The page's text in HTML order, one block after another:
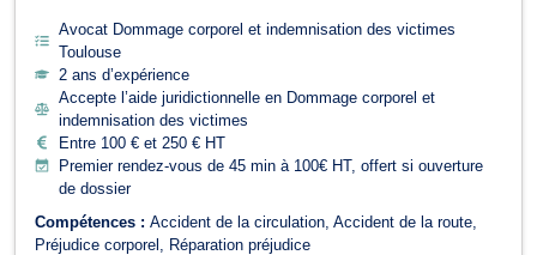
Avocat Dommage corporel et indemnisation des victimes
Toulouse
2 ans d’expérience
Accepte l’aide juridictionnelle en Dommage corporel et
indemnisation des victimes
Entre 100 € et 250 € HT
Premier rendez-vous de 45 min à 100€ HT, offert si ouverture
de dossier
Compétences : Accident de la circulation Accident de la route
Préjudice corporel
Réparation préjudice